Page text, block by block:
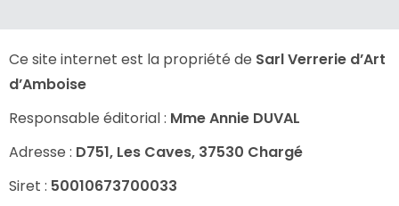
Ce site internet est la propriété de Sarl Verrerie d’Art
d’Amboise
Responsable éditorial : Mme Annie DUVAL
Adresse : D751, Les Caves, 37530 Chargé
Siret : 50010673700033